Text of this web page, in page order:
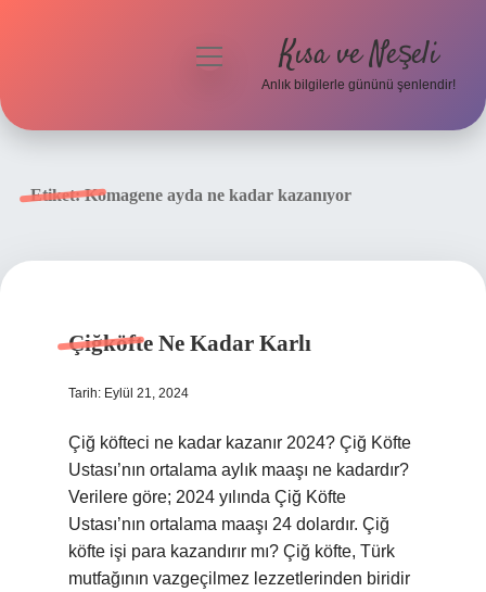
menüyü
Kısa ve Neşeli
Anlık bilgilerle gününü şenlendir!
Etiket:Komagene ayda ne kadar kazanıyor
Çiğköfte Ne Kadar Karlı
Tarih: Eylül 21, 2024
Çiğ köfteci ne kadar kazanır 2024? Çiğ Köfte
Ustası’nın ortalama aylık maaşı ne kadardır?
Verilere göre; 2024 yılında Çiğ Köfte
Ustası’nın ortalama maaşı 24 dolardır. Çiğ
köfte işi para kazandırır mı? Çiğ köfte, Türk
mutfağının vazgeçilmez lezzetlerinden biridir